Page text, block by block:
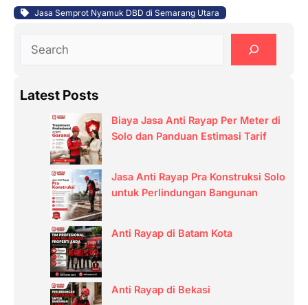
Jasa Semprot Nyamuk DBD di Semarang Utara
r
Latest Posts
Biaya Jasa Anti Rayap Per Meter di
Solo dan Panduan Estimasi Tarif
Jasa Anti Rayap Pra Konstruksi Solo
untuk Perlindungan Bangunan
Anti Rayap di Batam Kota
Anti Rayap di Bekasi